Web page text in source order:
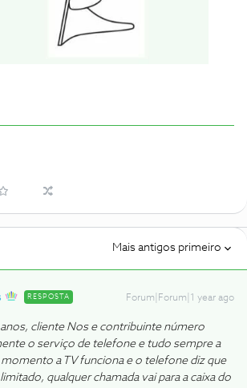
Mais antigos primeiro
RESPOSTA Forum|Forum|1 year ago
cliente Nos e contribuinte número
o serviço de telefone e tudo sempre a
a TV funciona e o telefone diz que
qualquer chamada vai para a caixa do